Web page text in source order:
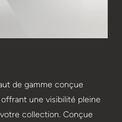
de gamme conçue
une visibilité pleine
collection. Conçue